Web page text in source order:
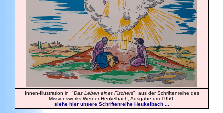
Innen-Illustration in "Das Leben eines Fischers"; aus der Schriftenreihe des
Missionswerks Werner Heukelbach; Ausgabe um 1950;
siehe hier unsere Schriftenreihe Heukelbach ...